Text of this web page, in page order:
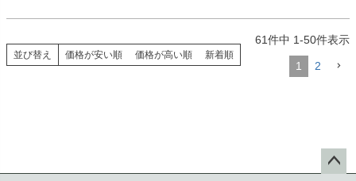
並び替え 価格が安い順 価格が高い順 新着順
61件中 1-50件表示
1 2